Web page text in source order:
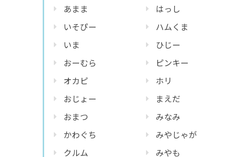
あまま
いそぴー
いま
おーむら
オカピ
おじょー
おまつ
かわぐち
クルム
はっし
ハムくま
ひじー
ピンキー
ホリ
まえだ
みなみ
みやじゃが
みやも